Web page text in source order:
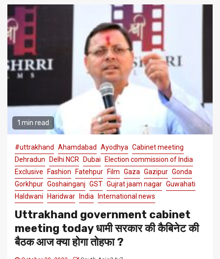
1 min read
#uttrakhand Ahamdabad Ayodhya Cabinet meeting
Dehradun
Delhi NCR Dubai
Election commission of India
Exclusive
Fashion Fatehpur Film Gaza Gazipur Gonda
Gorkhpur Goshainganj GST Gujrat jaam nagar Guwahati
Haldwani
Haridwar India International news
Uttrakhand government cabinet
meeting today धामी सरकार की कैबिनेट की
बैठक आज क्या होगा तोहफा ?